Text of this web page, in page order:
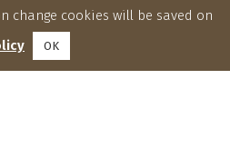
change cookies will be saved on
OK